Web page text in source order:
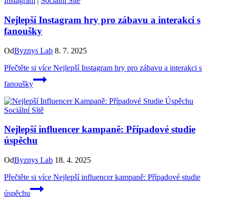
Nejlepší Instagram hry pro zábavu a interakci s
fanoušky
OdByznys Lab 8. 7. 2025
Přečtěte si více Nejlepší Instagram hry pro zábavu a interakci s
fanoušky
Sociální Sítě
Nejlepší influencer kampaně: Případové studie
úspěchu
OdByznys Lab 18. 4. 2025
Přečtěte si více Nejlepší influencer kampaně: Případové studie
úspěchu